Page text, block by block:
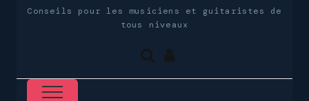
Conseils pour les musiciens et guitaristes de
tous niveaux